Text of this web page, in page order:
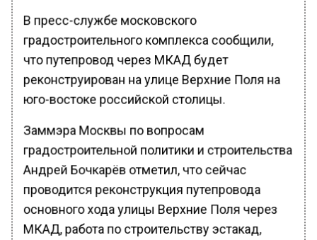
В пресс-службе московского
градостроительного комплекса сообщили,
что путепровод через МКАД будет
реконструирован на улице Верхние Поля на
юго-востоке российской столицы.
Заммэра Москвы по вопросам
градостроительной политики и строительства
Андрей Бочкарёв отметил, что сейчас
проводится реконструкция путепровода
основного хода улицы Верхние Поля через
МКАД, работа по строительству эстакад,